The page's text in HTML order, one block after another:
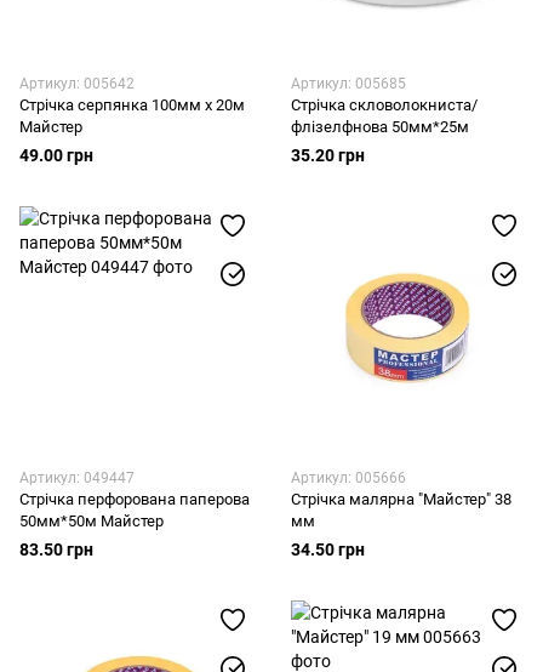
Артикул: 005642
Стрічка серпянка 100мм х 20м
Майстер
49.00 грн
Артикул: 005685
Стрічка скловолокниста/
флізелфнова 50мм*25м
35.20 грн
Артикул: 049447
Стрічка перфорована паперова
50мм*50м Майстер
83.50 грн
Артикул: 005666
Стрічка малярна "Майстер" 38
мм
34.50 грн